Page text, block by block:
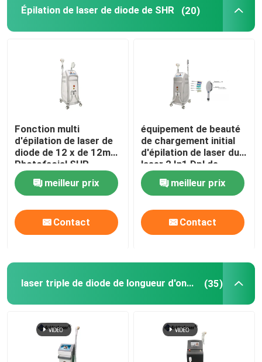
VR Show
Au sujet de nous
Visite d'usine
Contactez-nous
Demandez une citation
Épilation de laser de diode de SHR (20)
Fonction multi
d'épilation de laser de
diode de 12 x de 12mm
Photofacial SHR
choisir machine
permanentemeilleur prix
Contact
équipement de beauté
de chargement initial
d'épilation de laser du
laser 2 In1 Dpl de
chargement initial Shr
Elight de 1600w 20HZ
meilleur prix
Contact
laser triple de diode de longueur d'onde (35)